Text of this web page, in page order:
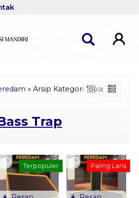
» Arsip Kategori "Bass
Trap
Terpopuler Paling Laris